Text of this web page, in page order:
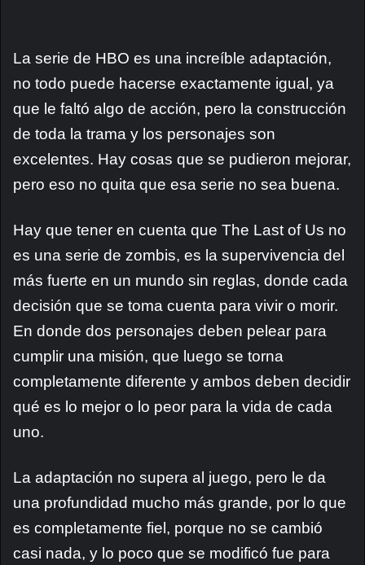
La serie de HBO es una increíble adaptación,
no todo puede hacerse exactamente igual, ya
que le faltó algo de acción, pero la construcción
de toda la trama y los personajes son
excelentes. Hay cosas que se pudieron mejorar,
pero eso no quita que esa serie no sea buena.
Hay que tener en cuenta que The Last of Us no
es una serie de zombis, es la supervivencia del
más fuerte en un mundo sin reglas, donde cada
decisión que se toma cuenta para vivir o morir.
En donde dos personajes deben pelear para
cumplir una misión, que luego se torna
completamente diferente y ambos deben decidir
qué es lo mejor o lo peor para la vida de cada
uno.
La adaptación no supera al juego, pero le da
una profundidad mucho más grande, por lo que
es completamente fiel, porque no se cambió
casi nada, y lo poco que se modificó fue para